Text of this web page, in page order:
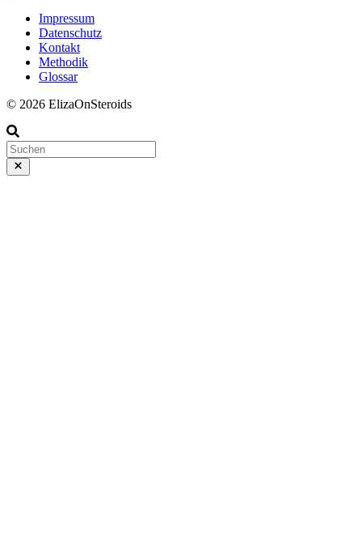
Impressum
Datenschutz
Kontakt
Methodik
Glossar
© 2026 ElizaOnSteroids